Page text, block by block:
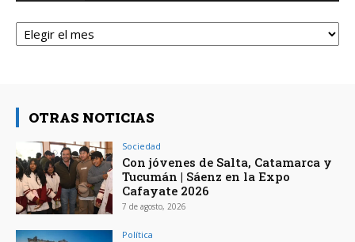
Archivos
OTRAS NOTICIAS
Sociedad
Con jóvenes de Salta, Catamarca y
Tucumán | Sáenz en la Expo
Cafayate 2026
7 de agosto, 2026
Política